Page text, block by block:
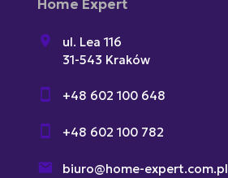
Home Expert
ul. Lea 116
31-543 Kraków
+48 602 100 648
+48 602 100 782
biuro@home-expert.com.pl